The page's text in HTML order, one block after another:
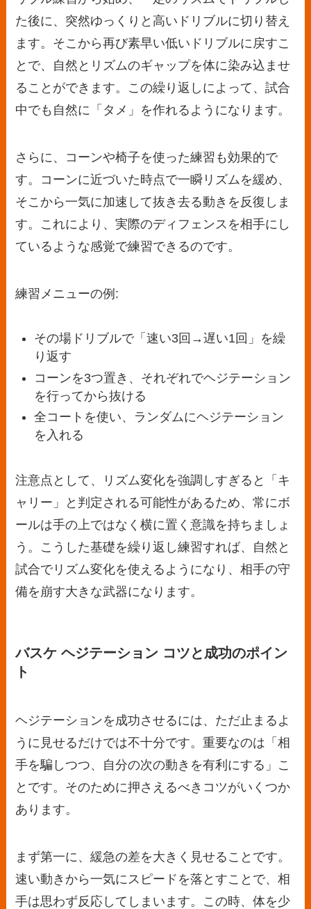
た後に、突然ゆっくりと高いドリブルに切り替え
ます。そこから再び素早い低いドリブルに戻すこ
とで、自然とリズムのギャップを体に染み込ませ
ることができます。この繰り返しによって、試合
中でも自然に「タメ」を作れるようになります。
さらに、コーンや椅子を使った練習も効果的で
す。コーンに近づいた時点で一瞬リズムを緩め、
そこから一気に加速して抜き去る動きを反復しま
す。これにより、実際のディフェンスを相手にし
ているような感覚で練習できるのです。
練習メニューの例:
その場ドリブルで「速い3回→遅い1回」を繰
り返す
コーンを3つ置き、それぞれでヘジテーション
を行ってから抜ける
全コートを使い、ランダムにヘジテーション
を入れる
注意点として、リズム変化を強調しすぎると「キ
ャリー」と判定される可能性があるため、常にボ
ールは手の上ではなく横に置く意識を持ちましょ
う。こうした基礎を繰り返し練習すれば、自然と
試合でリズム変化を使えるようになり、相手の守
備を崩す大きな武器になります。
バスケ ヘジテーション コツと成功のポイン
ト
ヘジテーションを成功させるには、ただ止まるよ
うに見せるだけでは不十分です。重要なのは「相
手を騙しつつ、自分の次の動きを有利にする」こ
とです。そのために押さえるべきコツがいくつか
あります。
まず第一に、緩急の差を大きく見せることです。
速い動きから一気にスピードを落とすことで、相
手は思わず反応してしまいます。この時、体を少